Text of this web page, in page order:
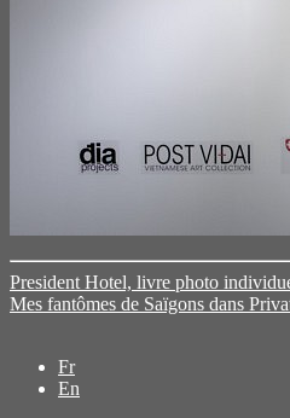
President Hotel, livre photo
Mes fantômes de Saïgons dans
Fr
En